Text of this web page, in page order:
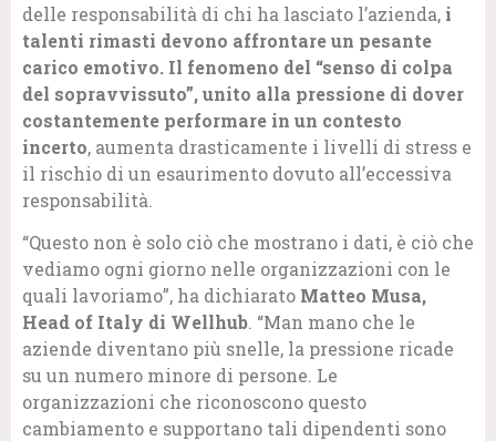
delle responsabilità di chi ha lasciato l’azienda, i
talenti rimasti devono affrontare un pesante
carico emotivo. Il fenomeno del “senso di colpa
del sopravvissuto”, unito alla pressione di dover
costantemente performare in un contesto
incerto, aumenta drasticamente i livelli di stress e
il rischio di un esaurimento dovuto all’eccessiva
responsabilità.
“Questo non è solo ciò che mostrano i dati, è ciò che
vediamo ogni giorno nelle organizzazioni con le
quali lavoriamo”, ha dichiarato Matteo Musa,
Head of Italy di Wellhub. “Man mano che le
aziende diventano più snelle, la pressione ricade
su un numero minore di persone. Le
organizzazioni che riconoscono questo
cambiamento e supportano tali dipendenti sono